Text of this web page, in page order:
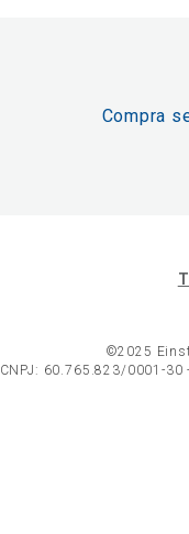
Compra
©2025
CNPJ: 60.765.823/0001-30